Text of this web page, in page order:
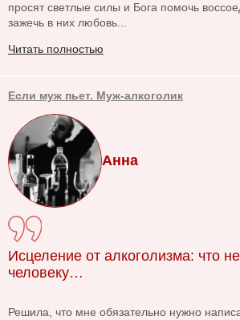
просят светлые силы и Бога помочь
зажечь в них любовь...
Читать полностью
Если муж пьет. Муж-алкоголик
Анна
Исцеление от алкоголизма: что
человеку…
Решила, что мне обязательно нужно